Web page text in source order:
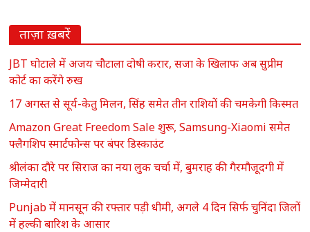
ताज़ा ख़बरें
JBT घोटाले में अजय चौटाला दोषी करार, सजा के खिलाफ अब सुप्रीम
कोर्ट का करेंगे रुख
17 अगस्त से सूर्य-केतु मिलन, सिंह समेत तीन राशियों की चमकेगी किस्मत
Amazon Great Freedom Sale शुरू, Samsung-Xiaomi समेत
फ्लैगशिप स्मार्टफोन्स पर बंपर डिस्काउंट
श्रीलंका दौरे पर सिराज का नया लुक चर्चा में, बुमराह की गैरमौजूदगी में
जिम्मेदारी
Punjab में मानसून की रफ्तार पड़ी धीमी, अगले 4 दिन सिर्फ चुनिंदा जिलों
में हल्की बारिश के आसार